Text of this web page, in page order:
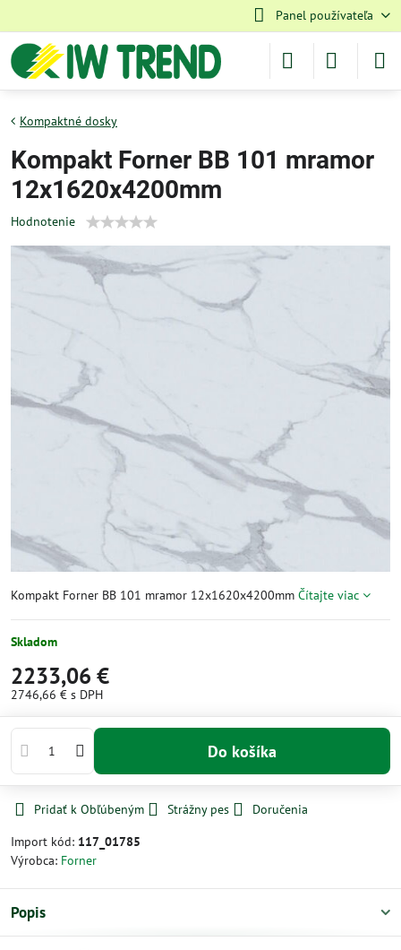
Panel používateľa
Kompaktné dosky
Kompakt Forner BB 101 mramor
12x1620x4200mm
Hodnotenie
Kompakt Forner BB 101 mramor 12x1620x4200mm Čítajte viac
Skladom
2233,06 €
2746,66 € s DPH
Do košíka
Pridať k Obľúbeným Strážny pes
Doručenia
Import kód: 117_01785
Výrobca: Forner
Popis